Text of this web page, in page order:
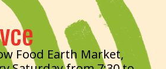
Food Earth Market,